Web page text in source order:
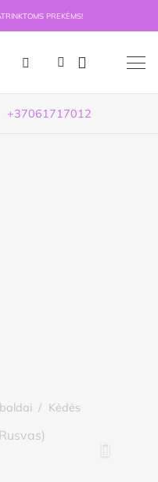
PREKĖMS!
+37061717012
/ Kėdės